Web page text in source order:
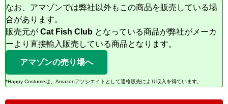
なお、アマゾンでは弊社以外もこの商品を販売している場
合があります。
販売元が Cat Fish Club となっている商品が弊社がメーカ
ーより直接輸入販売している商品となります。
アマゾンの売り場へ
*Happy Costumeは、Amazonアソシエイトとして適格販売により収入を得ています。